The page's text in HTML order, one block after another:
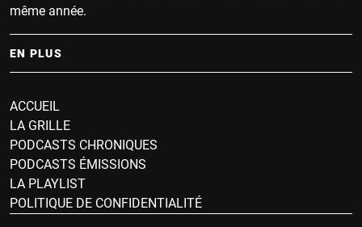
même année.
EN PLUS
ACCUEIL
LA GRILLE
PODCASTS CHRONIQUES
PODCASTS ÉMISSIONS
LA PLAYLIST
POLITIQUE DE CONFIDENTIALITÉ